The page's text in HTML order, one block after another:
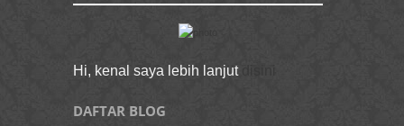
Hi, kenal saya lebih lanjut
DAFTAR BLOG